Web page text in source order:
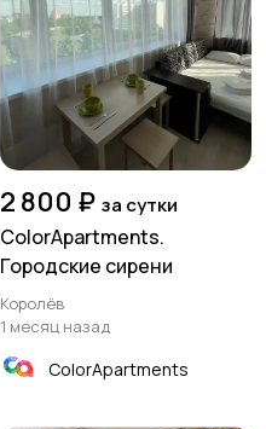
2 800 ₽ за сутки
ColorApartments.
Городские сирени
Королёв
1 месяц назад
ColorApartments